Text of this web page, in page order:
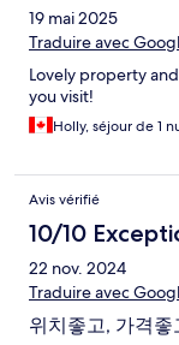
19 mai 2025
Traduire avec
Lovely property
you visit!
Holly, séjour de 1
Avis vérifié
10/10
22 nov. 2024
Traduire avec
위치좋고, 가격